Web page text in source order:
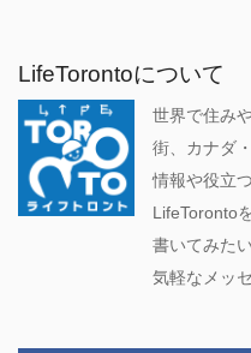
LifeTorontoについて
世界で住み
街、カナダ
情報や役立
LifeToronto
書いてみた
気軽なメッ